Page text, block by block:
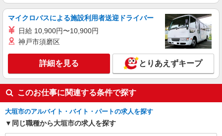
株式会社シエロ
人気機種に詳しくなれる携帯販売【au】
月給273200円〜 ※残業手当別途支給 ※研修期
間6か月・時給1550円〜 ★交通費別途支給（規定
社祝い金10万円支給(規定有) お友達を紹介頂くと,
インセンティブ支給(規定有) ゜・。○。・゜
+゜・。○。・゜+゜
キープ 詳細を見る
マイクロバスによる施設利用者送迎ドライバー
日給 10,900円〜10,900円
神戸市須磨区
詳細を見る とりあえずキープ
このお仕事に関連する条件で探す
大垣市のアルバイト・バイト・パートの求人を探す
同じ職種から大垣市の求人を探す